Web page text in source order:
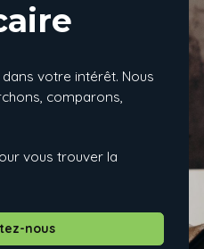
votre intérêt. Nous
comparons,
vous trouver la
nous